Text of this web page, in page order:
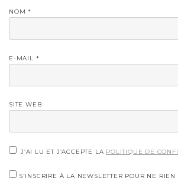
NOM *
E-MAIL *
SITE WEB
J’AI LU ET J’ACCEPTE LA POLITIQUE DE
S'INSCRIRE À LA NEWSLETTER POUR NE